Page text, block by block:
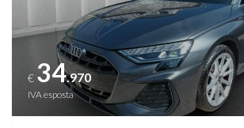
€ 34.970
IVA esposta